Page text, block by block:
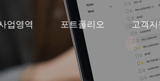
업영역 포트폴리오 고객지